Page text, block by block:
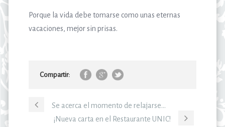
Porque la vida debe tomarse como unas eternas
vacaciones, mejor sin prisas.
Compartir:
Se acerca el momento de relajarse…
¡Nueva carta en el Restaurante UNIC!